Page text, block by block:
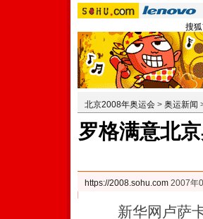
搜
北京2008年奥运会 > 奥运新闻
罗格满意北
https://2008.sohu.com 2007年
新华网卢萨卡